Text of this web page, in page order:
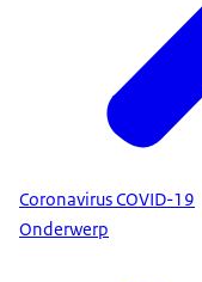
Coronavirus COVID-19
Onderwerp